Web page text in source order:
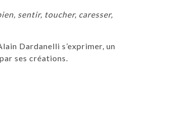
sentir, toucher, caresser,
Dardanelli s’exprimer, un
ses créations.